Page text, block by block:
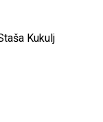
Kukulj